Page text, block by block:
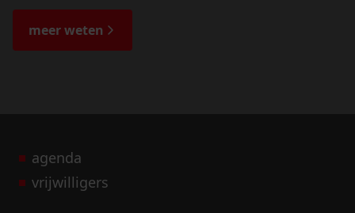
de bijzondere verhalen.
meer weten
agenda
vrijwilligers